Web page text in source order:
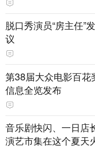
脱口秀演员“房主任”
议
第38届大众电影百花
信息全览发布
音乐剧快闪、一日店
演艺市集在这个夏天